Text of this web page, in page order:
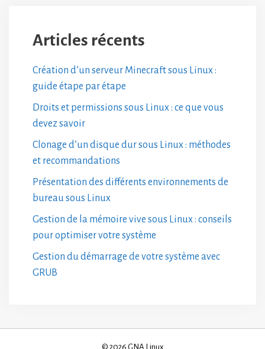
Articles récents
Création d’un serveur Minecraft sous Linux :
guide étape par étape
Droits et permissions sous Linux : ce que vous
devez savoir
Clonage d’un disque dur sous Linux : méthodes
et recommandations
Présentation des différents environnements de
bureau sous Linux
Gestion de la mémoire vive sous Linux : conseils
pour optimiser votre système
Gestion du démarrage de votre système avec
GRUB
© 2026 GNA Linux